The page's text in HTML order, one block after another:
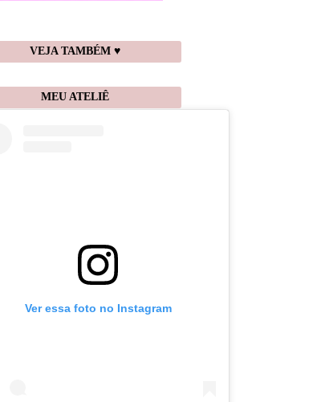
VEJA TAMBÉM ♥
MEU ATELIÊ
Ver essa foto no Instagram